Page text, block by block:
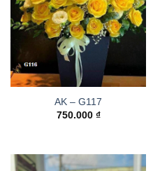
AK – G117
750.000 ₫